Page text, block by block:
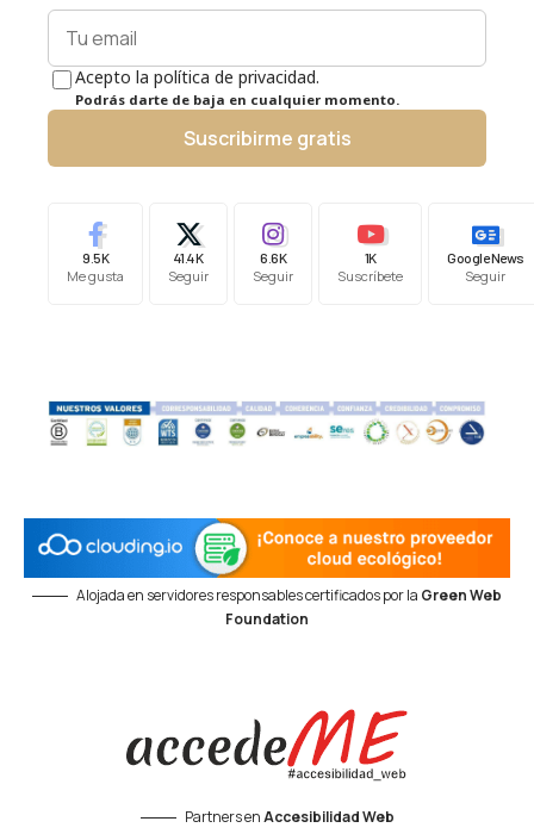
Acepto la política de privacidad.
Podrás darte de baja en cualquier momento.
Suscribirme gratis
9.5K
Me gusta
41.4K
Seguir
6.6K
Seguir
1K
Suscríbete
Google News
Seguir
Alojada en servidores responsables certificados por la Green Web
Foundation
Partners enAccesibilidad Web